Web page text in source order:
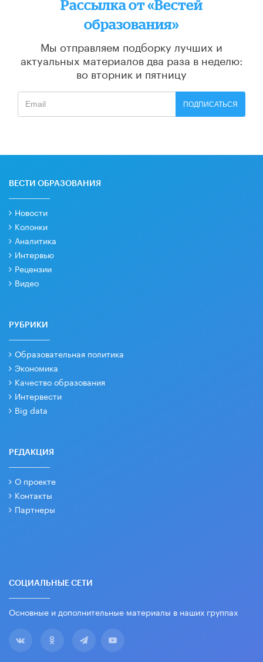
Рассылка от «Вестей
образования»
Мы отправляем подборку лучших и
актуальных материалов два раза в неделю:
во вторник и пятницу
ПОДПИСАТЬСЯ
ВЕСТИ ОБРАЗОВАНИЯ
Новости
Колонки
Аналитика
Интервью
Рецензии
Видео
РУБРИКИ
Образовательная политика
Экономика
Качество образования
Интервести
Big data
РЕДАКЦИЯ
О проекте
Контакты
Партнеры
СОЦИАЛЬНЫЕ СЕТИ
Основные и дополнительные материалы в наших группах